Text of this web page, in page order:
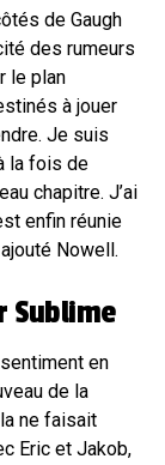
de Gaugh
des rumeurs
le plan
à jouer
Je suis
la fois de
chapitre. J’ai
enfin réunie
Nowell.
Sublime
en
de la
ne faisait
Eric et Jakob,